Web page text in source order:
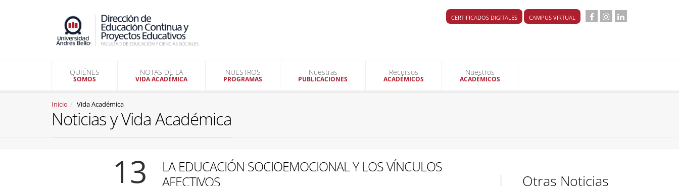
CERTIFICADOS DIGITALES CAMPUS VIRTUAL
QUIÉNES
SOMOS
NOTAS DE LA
VIDA ACADÉMICA
NUESTROS
PROGRAMAS
Nuestras
PUBLICACIONES
Recursos
ACADÉMICOS
Nuestros
ACADÉMICOS
Inicio Vida Académica
Noticias y Vida Académica
13
LA EDUCACIÓN SOCIOEMOCIONAL Y LOS VÍNCULOS
AFECTIVOS
Otras Noticias